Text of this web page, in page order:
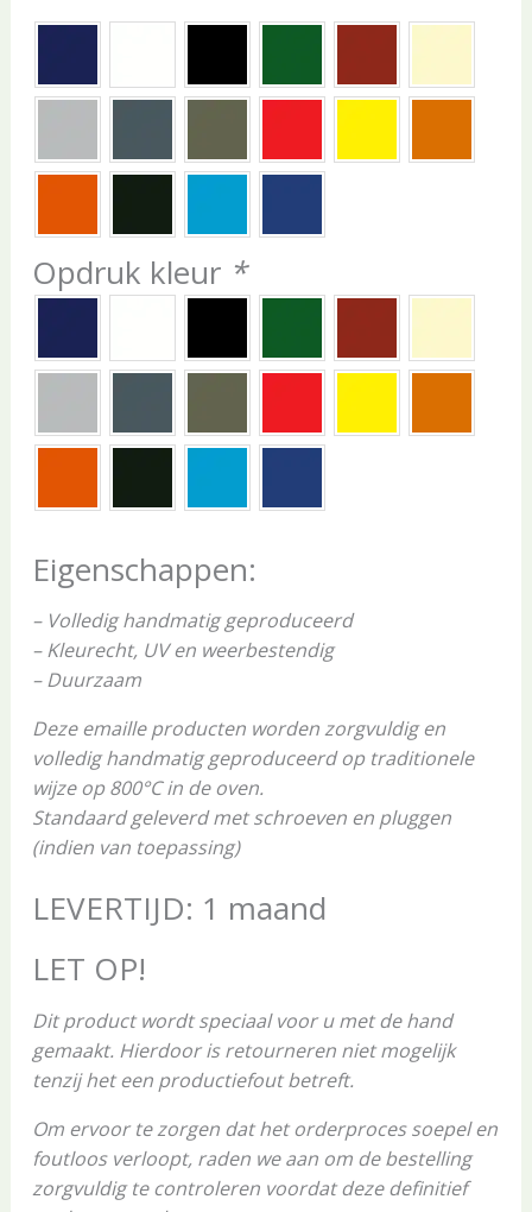
Opdruk kleur *
Eigenschappen:
– Volledig handmatig geproduceerd
– Kleurecht, UV en weerbestendig
– Duurzaam
Deze emaille producten worden zorgvuldig en
volledig handmatig geproduceerd op traditionele
wijze op 800°C in de oven.
Standaard geleverd met schroeven en pluggen
(indien van toepassing)
LEVERTIJD: 1 maand
LET OP!
Dit product wordt speciaal voor u met de hand
gemaakt. Hierdoor is retourneren niet mogelijk
tenzij het een productiefout betreft.
Om ervoor te zorgen dat het orderproces soepel en
foutloos verloopt, raden we aan om de bestelling
zorgvuldig te controleren voordat deze definitief